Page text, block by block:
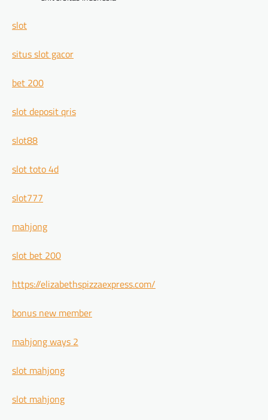
slot
situs slot gacor
bet 200
slot deposit qris
slot88
slot toto 4d
slot777
mahjong
slot bet 200
https://elizabethspizzaexpress.com/
bonus new member
mahjong ways 2
slot mahjong
slot mahjong